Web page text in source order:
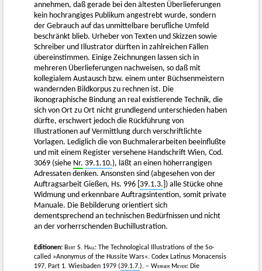
annehmen, daß gerade bei den ältesten Überlieferungen
kein hochrangiges Publikum angestrebt wurde, sondern
der Gebrauch auf das unmittelbare berufliche Umfeld
beschränkt blieb. Urheber von Texten und Skizzen sowie
Schreiber und Illustrator dürften in zahlreichen Fällen
übereinstimmen. Einige Zeichnungen lassen sich in
mehreren Überlieferungen nachweisen, so daß mit
kollegialem Austausch bzw. einem unter Büchsenmeistern
wandernden Bildkorpus zu rechnen ist. Die
ikonographische Bindung an real existierende Technik, die
sich von Ort zu Ort nicht grundlegend unterschieden haben
dürfte, erschwert jedoch die Rückführung von
Illustrationen auf Vermittlung durch verschriftlichte
Vorlagen. Lediglich die von Buchmalerarbeiten beeinflußte
und mit einem Register versehene Handschrift Wien, Cod.
3069 (siehe Nr. 39.1.10.), läßt an einen höherrangigen
Adressaten denken. Ansonsten sind (abgesehen von der
Auftragsarbeit Gießen, Hs. 996 [ 39.1.3. ]) alle Stücke ohne
Widmung und erkennbare Auftragsintention, somit private
Manuale. Die Bebilderung orientiert sich
dementsprechend an technischen Bedürfnissen und nicht
an der vorherrschenden Buchillustration.
Editionen: Bert S. Hall: The Technological Illustrations of the So-
called »Anonymus of the Hussite Wars«. Codex Latinus Monacensis
197, Part 1. Wiesbaden 1979 (39.1.7.). – Werner Meyer: Die